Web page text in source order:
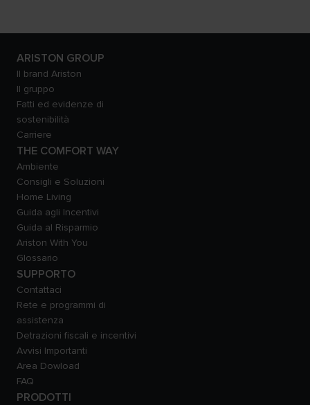
ARISTON GROUP
Il brand Ariston
Il gruppo
Fatti ed evidenze di
sostenibilità
Carriere
THE COMFORT WAY
Ambiente
Consigli e Soluzioni
Home Living
Guida agli Incentivi
Guida al Risparmio
Ariston With You
Glossario
SUPPORTO
Contattaci
Rete e programmi di
assistenza
Detrazioni fiscali e incentivi
Avvisi Importanti
Area Dowload
FAQ
PRODOTTI